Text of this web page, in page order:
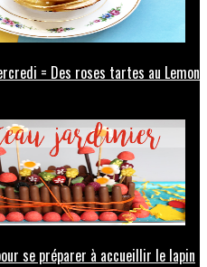
= Des roses tartes au Lemon
se préparer à accueillir le lapin